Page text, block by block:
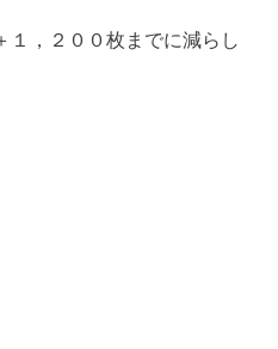
１，２００枚までに減らし